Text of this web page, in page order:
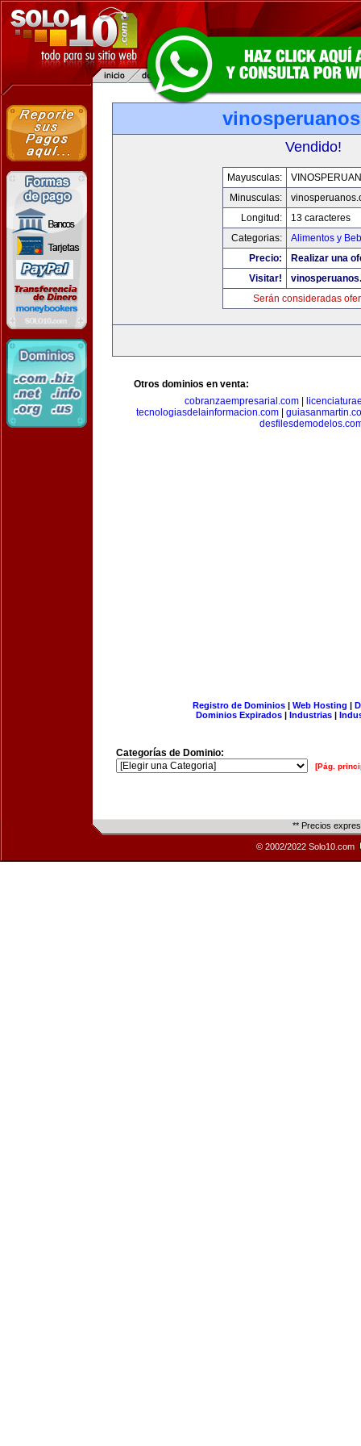
Vendido!
Mayusculas:
Minusculas:
Longitud:
13 caracteres
Categorias:
Alimentos y
Precio:
Realizar una
Visitar!
Serán consideradas
Otros dominios en venta:
cobranzaempresarial.com
tecnologiasdelainformacion.com|
Registro de Dominios| Web Hosting |
Dominios Expirados | Industrias |
Categorías de Dominio:
[Pág.
** Precios
© 2002/2022 Solo10.com